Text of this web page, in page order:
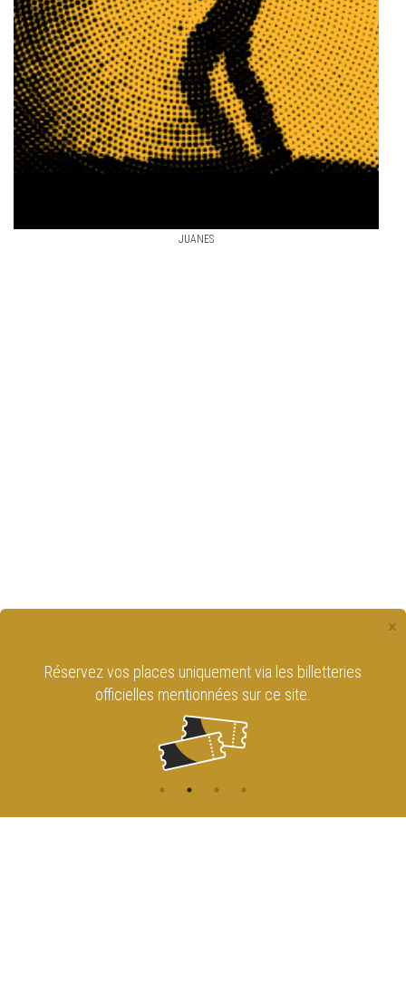
JUANES
×
Réservez vos places uniquement via les billetteries
officielles mentionnées sur ce site.